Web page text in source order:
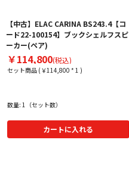
【中古】ELAC CARINA BS243.4【コ
ード22-100154】ブックシェルフスピ
ーカー(ペア)
￥114,800(税込)
セット商品 (￥114,800 * 1 )
数量: 1（セット数）
カートに入れる